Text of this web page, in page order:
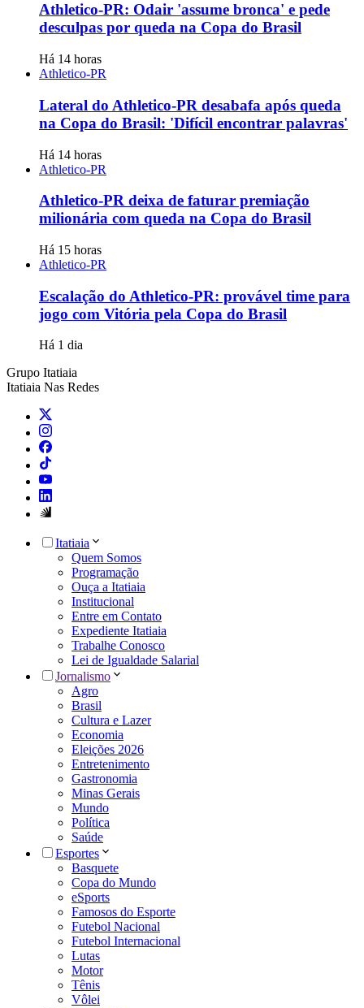
Athletico-PR: Odair 'assume bronca' e pede
desculpas por queda na Copa do Brasil
Há 14 horas
Athletico-PR
Lateral do Athletico-PR desabafa após queda
na Copa do Brasil: 'Difícil encontrar palavras'
Há 14 horas
Athletico-PR
Athletico-PR deixa de faturar premiação
milionária com queda na Copa do Brasil
Há 15 horas
Athletico-PR
Escalação do Athletico-PR: provável time para
jogo com Vitória pela Copa do Brasil
Há 1 dia
Grupo Itatiaia
Itatiaia Nas Redes
Itatiaia
Quem Somos
Programação
Ouça a Itatiaia
Institucional
Entre em Contato
Expediente Itatiaia
Trabalhe Conosco
Lei de Igualdade Salarial
Jornalismo
Agro
Brasil
Cultura e Lazer
Economia
Eleições 2026
Entretenimento
Gastronomia
Minas Gerais
Mundo
Política
Saúde
Esportes
Basquete
Copa do Mundo
eSports
Famosos do Esporte
Futebol Nacional
Futebol Internacional
Lutas
Motor
Tênis
Vôlei